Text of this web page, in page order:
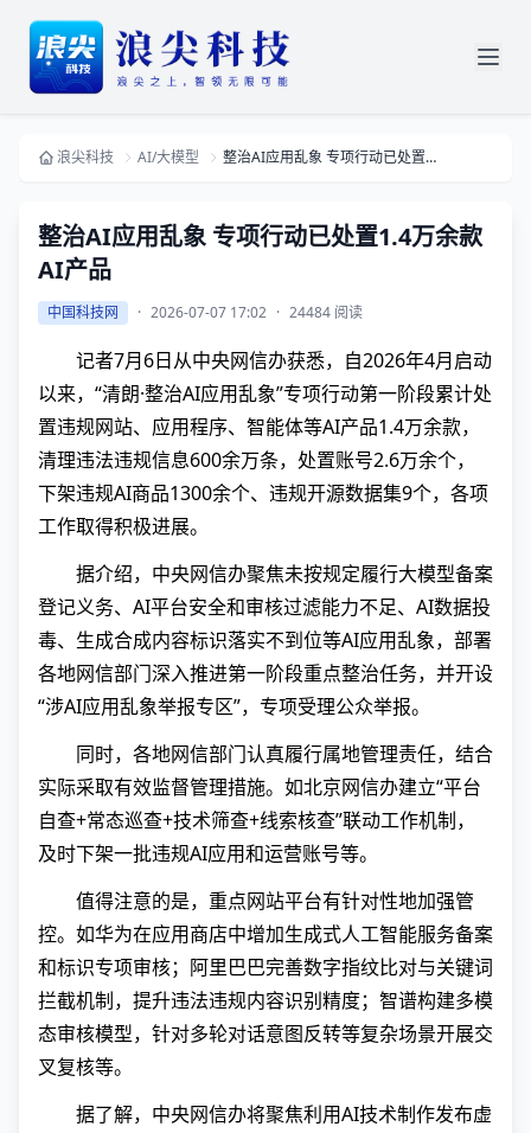
浪尖科技 AI/大模型 整治AI应用乱象 专项行动已处置1.4万余款AI产品
整治AI应用乱象 专项行动已处置1.4万余款
AI产品
中国科技网 · 2026-07-07 17:02 · 24484 阅读
记者7月6日从中央网信办获悉，自2026年4月启动
以来，“清朗·整治AI应用乱象”专项行动第一阶段累计处
置违规网站、应用程序、智能体等AI产品1.4万余款，
清理违法违规信息600余万条，处置账号2.6万余个，
下架违规AI商品1300余个、违规开源数据集9个，各项
工作取得积极进展。
据介绍，中央网信办聚焦未按规定履行大模型备案
登记义务、AI平台安全和审核过滤能力不足、AI数据投
毒、生成合成内容标识落实不到位等AI应用乱象，部署
各地网信部门深入推进第一阶段重点整治任务，并开设
“涉AI应用乱象举报专区”，专项受理公众举报。
同时，各地网信部门认真履行属地管理责任，结合
实际采取有效监督管理措施。如北京网信办建立“平台
自查+常态巡查+技术筛查+线索核查”联动工作机制，
及时下架一批违规AI应用和运营账号等。
值得注意的是，重点网站平台有针对性地加强管
控。如华为在应用商店中增加生成式人工智能服务备案
和标识专项审核；阿里巴巴完善数字指纹比对与关键词
拦截机制，提升违法违规内容识别精度；智谱构建多模
态审核模型，针对多轮对话意图反转等复杂场景开展交
叉复核等。
据了解，中央网信办将聚焦利用AI技术制作发布虚